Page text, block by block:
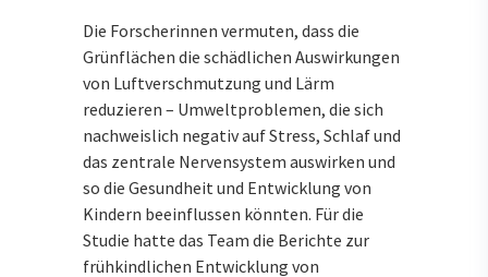
Die Forscherinnen vermuten, dass die
Grünflächen die schädlichen Auswirkungen
von Luftverschmutzung und Lärm
reduzieren – Umweltproblemen, die sich
nachweislich negativ auf Stress, Schlaf und
das zentrale Nervensystem auswirken und
so die Gesundheit und Entwicklung von
Kindern beeinflussen könnten. Für die
Studie hatte das Team die Berichte zur
frühkindlichen Entwicklung von